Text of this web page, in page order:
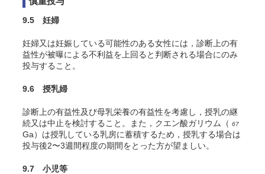
9.5 妊婦
妊婦又は妊娠している可能性のある女性には，診断上の有
益性が被曝による不利益を上回ると判断される場合にのみ
投与すること。
9.6 授乳婦
診断上の有益性及び母乳栄養の有益性を考慮し，授乳の継
続又は中止を検討すること。また，クエン酸ガリウム（ 67
Ga）は授乳している乳房に蓄積するため，授乳する場合は
投与後2〜3週間程度の期間をとった方が望ましい。
9.7 小児等